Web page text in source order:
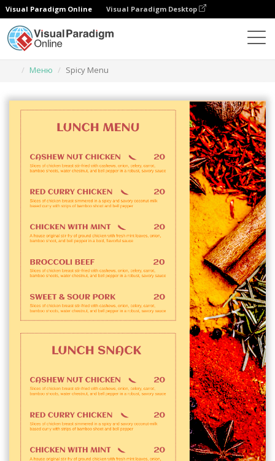
Visual Paradigm Online Visual Paradigm Desktop
Меню
Spicy Menu